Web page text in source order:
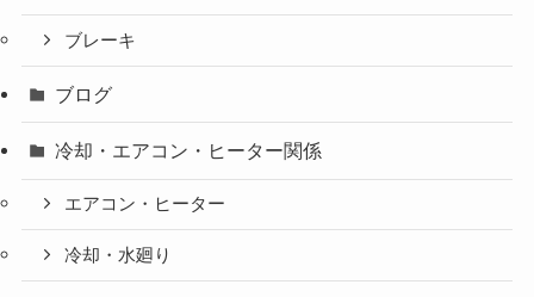
ブレーキ
ブログ
冷却・エアコン・ヒーター関係
エアコン・ヒーター
冷却・水廻り